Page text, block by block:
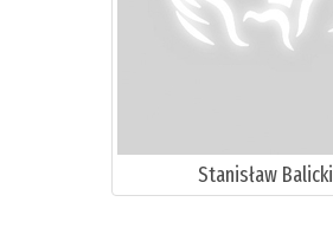
Stanisław Balicki